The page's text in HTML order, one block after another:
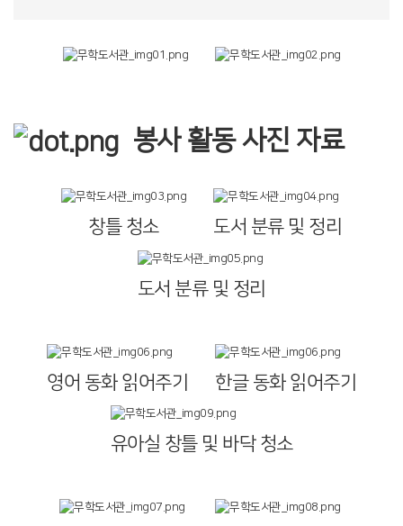
봉사 활동 사진 자료
창틀 청소 도서 분류 및 정리
도서 분류 및 정리
영어 동화 읽어주기 한글 동화 읽어주기
유아실 창틀 및 바닥 청소